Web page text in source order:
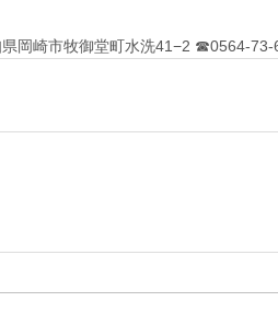
岡崎市牧御堂町水洗41−2 ☎0564-73-